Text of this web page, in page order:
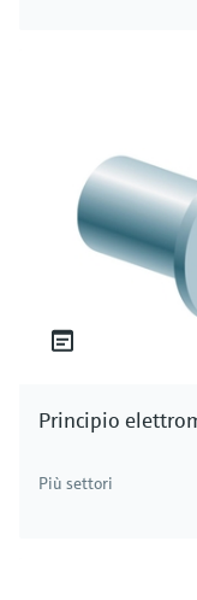
Principio
Più settori